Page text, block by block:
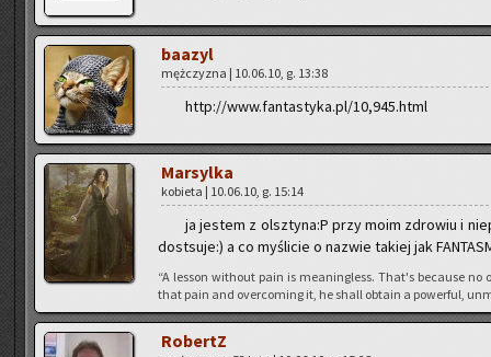
ba­azyl
męż­czy­zna | 10.06.10, g. 13:38
http://www.fantastyka.pl/10,945.html
Mar­syl­ka
ko­bie­ta | 10.06.10, g. 15:14
ja je­stem z olsz­ty­na:P przy moim zdro­wiu i
do­st­su­je:) a co my­śli­cie o na­zwie ta­kiej jak
“A les­son wi­tho­ut pain is me­anin­gless. That's be­cau­se
that pain and over­co­ming it, he shall ob­ta­in a po­wer­ful,
Ro­bertZ